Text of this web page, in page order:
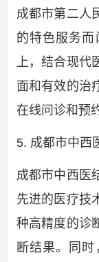
成都市第二人
的特色服务
上，结合现
面和有效的治
在线问诊和预
5. 成都市中西
成都市中西医
先进的医疗技
种高精度的诊
断结果。同